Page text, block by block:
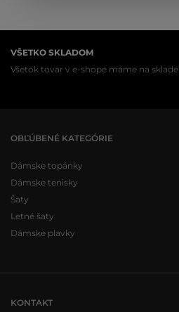
VŠETKO SKLADOM
Všetok tovar v e-shope máme na sklade.
OBĽÚBENÉ KATEGÓRIE
Dámske topánky
Dámske tenisky
Šaty
Letné šaty
Dámske plavky
KONTAKT